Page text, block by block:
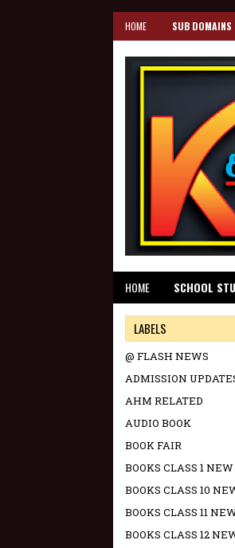
HOME SUB DOMAINS
HOME SCHOOL
LABELS
@ FLASH NEWS
ADMISSION
AHM RELATED
AUDIO BOOK
BOOK FAIR
BOOKS CLASS 1 NEW
BOOKS CLASS 10
BOOKS CLASS 11
BOOKS CLASS 12